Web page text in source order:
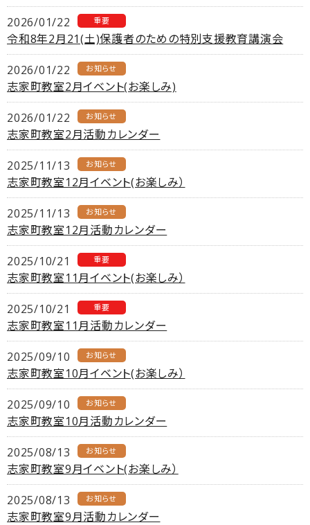
2026/01/22 重要
令和8年2月21(土)保護者のための特別支援教育講演会
2026/01/22 お知らせ
志家町教室2月イベント(お楽しみ)
2026/01/22 お知らせ
志家町教室2月活動カレンダー
2025/11/13 お知らせ
志家町教室12月イベント(お楽しみ）
2025/11/13 お知らせ
志家町教室12月活動カレンダー
2025/10/21 重要
志家町教室11月イベント(お楽しみ）
2025/10/21 重要
志家町教室11月活動カレンダー
2025/09/10 お知らせ
志家町教室10月イベント(お楽しみ）
2025/09/10 お知らせ
志家町教室10月活動カレンダー
2025/08/13 お知らせ
志家町教室9月イベント(お楽しみ）
2025/08/13 お知らせ
志家町教室9月活動カレンダー